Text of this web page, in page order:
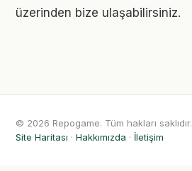
üzerinden bize ulaşabilirsiniz.
© 2026 Repogame. Tüm hakları saklıdır.
Site Haritası · Hakkımızda · İletişim